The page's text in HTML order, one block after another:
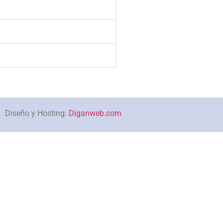
Diseño y Hosting: Diganweb.com